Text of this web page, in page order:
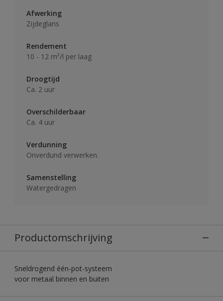
Afwerking
Zijdeglans
Rendement
10 - 12 m²/l per laag
Droogtijd
Ca. 2 uur
Overschilderbaar
Ca. 4 uur
Verdunning
Onverdund verwerken.
Samenstelling
Watergedragen
Productomschrijving
Sneldrogend één-pot-systeem
voor metaal binnen en buiten